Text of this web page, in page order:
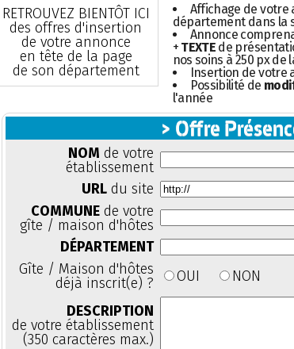
RETROUVEZ BIENTÔT ICI
des offres d'insertion
de votre annonce
en tête de la page
de son département
Affichage de votre
département dans la
Annonce
+ TEXTE de
nos soins à 250 px de
Insertion de votre
Possibilité de
l'année
> Offre
NOM de votre
établissement
URL du site
COMMUNE de votre
gîte / maison d'hôtes
DÉPARTEMENT
Gîte / Maison d'hôtes
déjà inscrit(e) ?
OUI
NON
DESCRIPTION
de votre établissement
(350 caractères max.)